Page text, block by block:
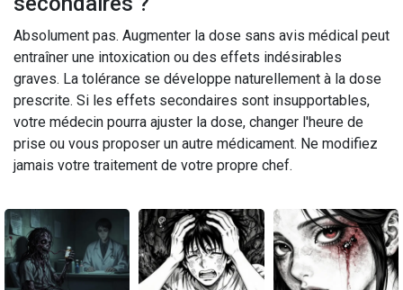
Absolument pas. Augmenter la dose sans avis médical peut
entraîner une intoxication ou des effets indésirables
graves. La tolérance se développe naturellement à la dose
prescrite. Si les effets secondaires sont insupportables,
votre médecin pourra ajuster la dose, changer l'heure de
prise ou vous proposer un autre médicament. Ne modifiez
jamais votre traitement de votre propre chef.